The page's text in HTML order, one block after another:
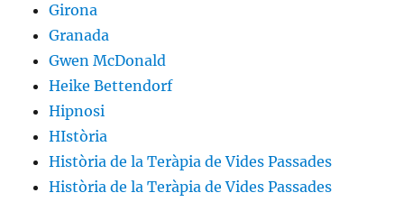
Girona
Granada
Gwen McDonald
Heike Bettendorf
Hipnosi
HIstòria
Història de la Teràpia de Vides Passades
Història de la Teràpia de Vides Passades